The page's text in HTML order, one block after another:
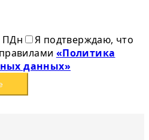
ПДн
Я подтверждаю, что
«Политика
данных»